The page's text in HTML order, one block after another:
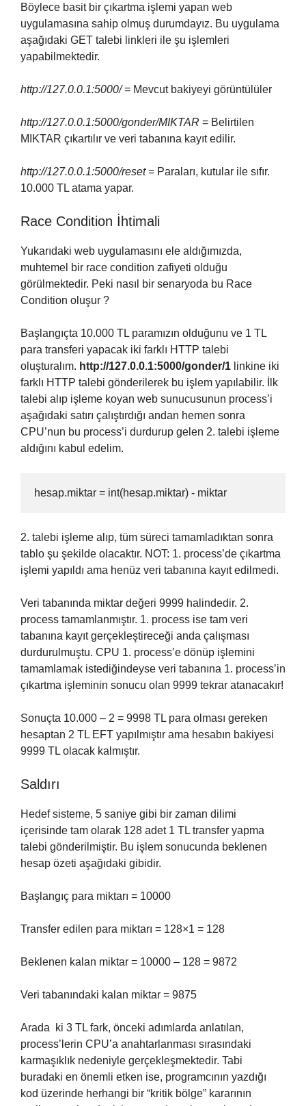
Böylece basit bir çıkartma işlemi yapan web
uygulamasına sahip olmuş durumdayız. Bu uygulama
aşağıdaki GET talebi linkleri ile şu işlemleri
yapabilmektedir.
http://127.0.0.1:5000/= Mevcut bakiyeyi görüntülüler
http://127.0.0.1:5000/gonder/MIKTAR = Belirtilen
MIKTAR çıkartılır ve veri tabanına kayıt edilir.
http://127.0.0.1:5000/reset= Paraları, kutular ile sıfır.
10.000 TL atama yapar.
Race Condition İhtimali
Yukarıdaki web uygulamasını ele aldığımızda,
muhtemel bir race condition zafiyeti olduğu
görülmektedir. Peki nasıl bir senaryoda bu Race
Condition oluşur ?
Başlangıçta 10.000 TL paramızın olduğunu ve 1 TL
para transferi yapacak iki farklı HTTP talebi
oluşturalım. http://127.0.0.1:5000/gonder/1 linkine iki
farklı HTTP talebi gönderilerek bu işlem yapılabilir. İlk
talebi alıp işleme koyan web sunucusunun process’i
aşağıdaki satırı çalıştırdığı andan hemen sonra
CPU’nun bu process’i durdurup gelen 2. talebi işleme
aldığını kabul edelim.
hesap.miktar = int(hesap.miktar) - miktar
2. talebi işleme alıp, tüm süreci tamamladıktan sonra
tablo şu şekilde olacaktır. NOT: 1. process’de çıkartma
işlemi yapıldı ama henüz veri tabanına kayıt edilmedi.
Veri tabanında miktar değeri 9999 halindedir. 2.
process tamamlanmıştır. 1. process ise tam veri
tabanına kayıt gerçekleştireceği anda çalışması
durdurulmuştu. CPU 1. process’e dönüp işlemini
tamamlamak istediğindeyse veri tabanına 1. process’in
çıkartma işleminin sonucu olan 9999 tekrar atanacakır!
Sonuçta 10.000 – 2 = 9998 TL para olması gereken
hesaptan 2 TL EFT yapılmıştır ama hesabın bakiyesi
9999 TL olacak kalmıştır.
Saldırı
Hedef sisteme, 5 saniye gibi bir zaman dilimi
içerisinde tam olarak 128 adet 1 TL transfer yapma
talebi gönderilmiştir. Bu işlem sonucunda beklenen
hesap özeti aşağıdaki gibidir.
Başlangıç para miktarı = 10000
Transfer edilen para miktarı = 128×1 = 128
Beklenen kalan miktar = 10000 – 128 = 9872
Veri tabanındaki kalan miktar = 9875
Arada ki 3 TL fark, önceki adımlarda anlatılan,
process’lerin CPU’a anahtarlanması sırasındaki
karmaşıklık nedeniyle gerçekleşmektedir. Tabi
buradaki en önemli etken ise, programcının yazdığı
kod üzerinde herhangi bir “kritik bölge” kararının